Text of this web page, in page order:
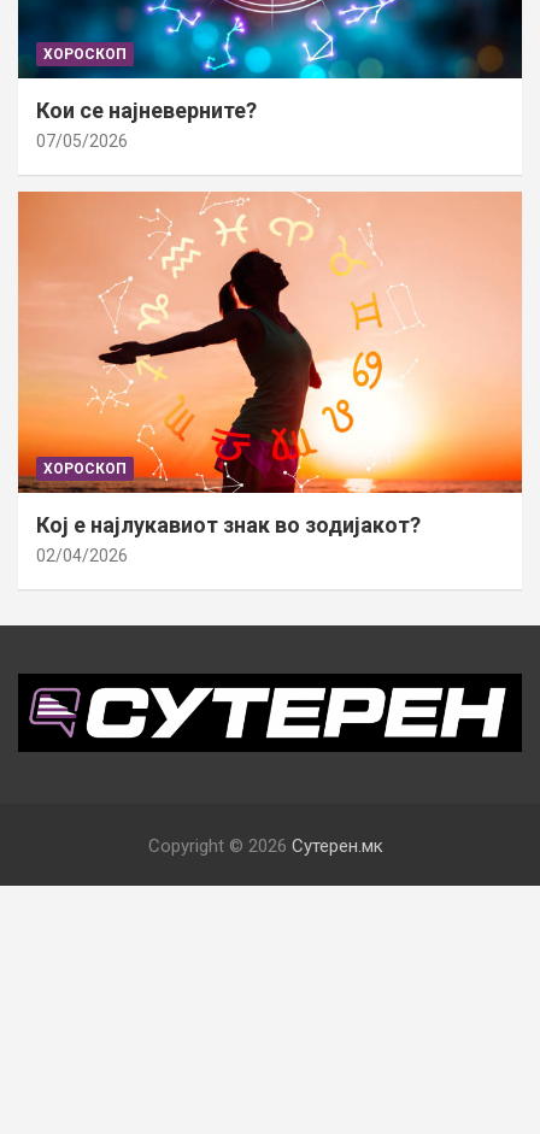
ХОРОСКОП
Кои се најневерните?
07/05/2026
ХОРОСКОП
Кој е најлукавиот знак во зодијакот?
02/04/2026
Copyright © 2026 Сутерен.мк